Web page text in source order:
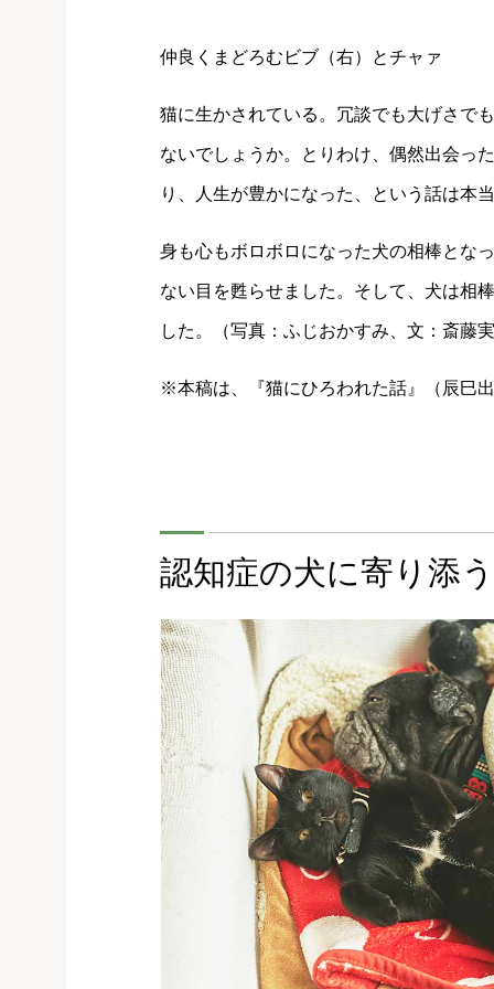
仲良くまどろむビブ（右）とチャァ
猫に生かされている。冗談でも大げさで
ないでしょうか。とりわけ、偶然出会っ
り、人生が豊かになった、という話は本
身も心もボロボロになった犬の相棒とな
ない目を甦らせました。そして、犬は相
した。（写真：ふじおかすみ、文：斎藤
※本稿は、『猫にひろわれた話』（辰巳
認知症の犬に寄り添